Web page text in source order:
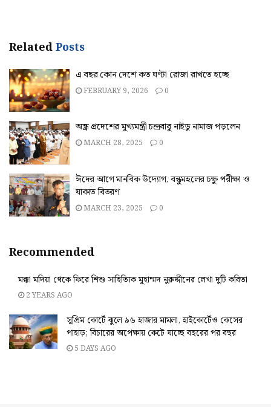
RelatedPosts
এ বছর কোন দেশে কত ঘণ্টা রোজা রাখতে হচ্ছে
FEBRUARY 9, 2026 0
অন্ধ্র প্রদেশের মুখ্যমন্ত্রী চন্দ্রবাবু নাইডু নামাজ পড়লেন
MARCH 28, 2025 0
ঈদের আগে মানবিক উদ্যোগ, বন্ধুমহলের চক্ষু পরীক্ষা ও
যাকাত বিতরণ
MARCH 23, 2025 0
Recommended
মক্কা মদিয়া থেকে ফিরে শিশু সাহিত্যিক মুহাম্মদ নুরুদ্দীনের লেখা দুটি কবিতা
2 YEARS AGO
সুপ্রিম কোর্টে ঝুলে ৯৬ হাজার মামলা, হাইকোর্টেও কেসের
পাহাড়; বিচারের অপেক্ষায় কেটে যাচ্ছে বছরের পর বছর
5 DAYS AGO